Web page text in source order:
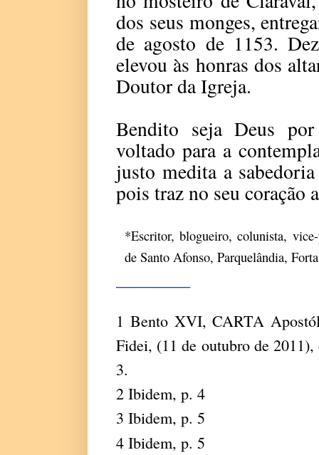
dos seus monges,
de agosto de 1153.
elevou às honras dos
Doutor da Igreja.
Bendito seja Deus
voltado para a
justo medita a
pois traz no seu coração
*Escritor, blogueiro, colunista,
de Santo Afonso, Parquelândia,
1 Bento XVI, CARTA
Fidei, (11 de outubro de
3.
2 Ibidem, p. 4
3 Ibidem, p. 5
4 Ibidem, p. 5